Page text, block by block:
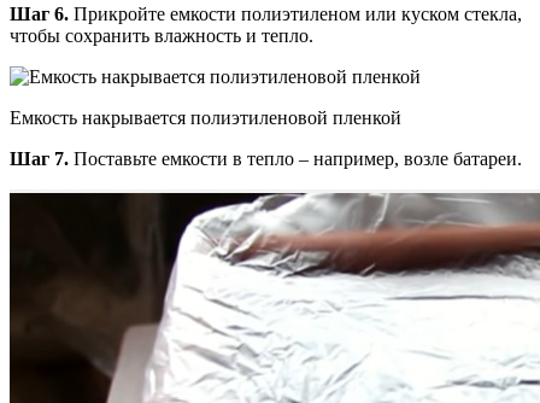
Шаг 6. Прикройте емкости полиэтиленом или куском стекла,
чтобы сохранить влажность и тепло.
Емкость накрывается полиэтиленовой пленкой
Шаг 7. Поставьте емкости в тепло – например, возле батареи.